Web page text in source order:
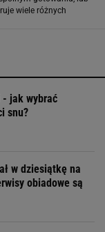
wiele różnych
jak wybrać
snu?
w dziesiątkę na
obiadowe są